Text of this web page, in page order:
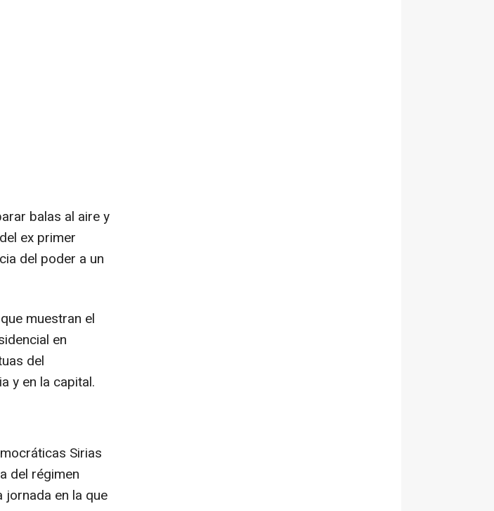
balas al aire y
ex primer
del poder a un
muestran el
en
del
y en la capital.
Sirias
del régimen
en la que